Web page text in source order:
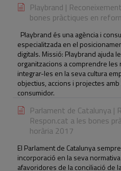
Playbrand |
bones pràctiques en
Playbrand és una agència i
especialitzada en el
digitals. Missió: Playbrand ajuda
organitzacions a comprendre
integrar-les en la seva cultura
objectius, accions i projectes
consumidor.
Parlament de Catalunya |
Respon.cat a les bones
horària 2017
El Parlament de Catalunya
incorporació en la seva
afavoridores de la conciliació de